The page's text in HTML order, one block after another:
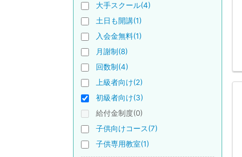
大手スクール(4)
土日も開講(1)
入会金無料(1)
月謝制(8)
回数制(4)
上級者向け(2)
初級者向け(3)
給付金制度(0)
子供向けコース(7)
子供専用教室(1)